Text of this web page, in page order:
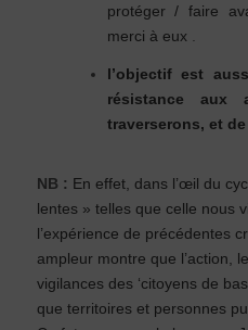
protéger / faire
merci à eux
l’objectif est
résistance aux
traverserons, et
NB : En effet, dans l’œil du
lentes » telles que celle nous
l’expérience de précédentes
ampleur montre que l’action,
vigilances des ‘citoyens de
que territoires et personnes